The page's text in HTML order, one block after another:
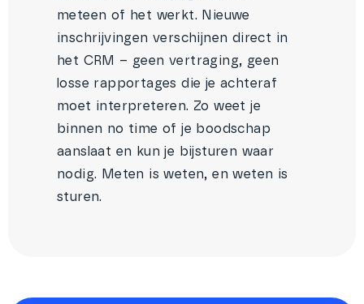
meteen of het werkt. Nieuwe
inschrijvingen verschijnen direct in
het CRM – geen vertraging, geen
losse rapportages die je achteraf
moet interpreteren. Zo weet je
binnen no time of je boodschap
aanslaat en kun je bijsturen waar
nodig. Meten is weten, en weten is
sturen.